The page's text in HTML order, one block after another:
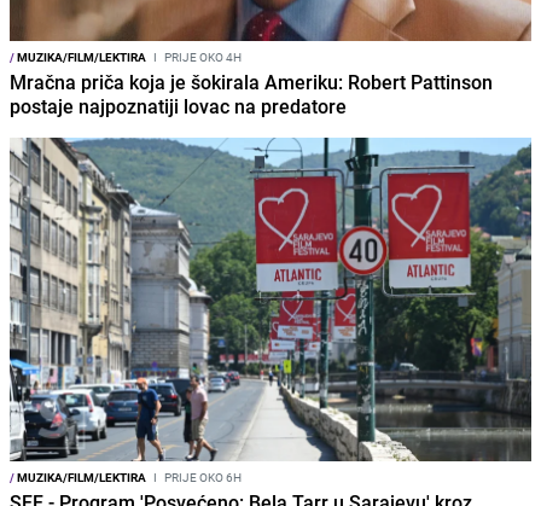
/MUZIKA/FILM/LEKTIRA I PRIJE OKO 4H
Mračna priča koja je šokirala Ameriku: Robert Pattinson
postaje najpoznatiji lovac na predatore
/MUZIKA/FILM/LEKTIRA I PRIJE OKO 6H